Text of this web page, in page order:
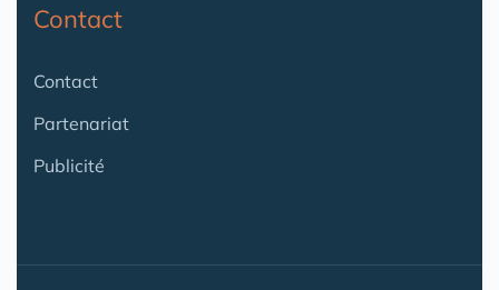
Contact
Contact
Partenariat
Publicité